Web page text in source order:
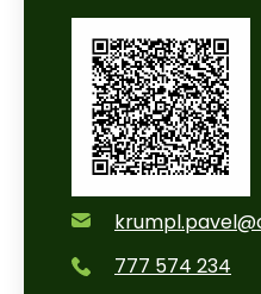
777 574 234